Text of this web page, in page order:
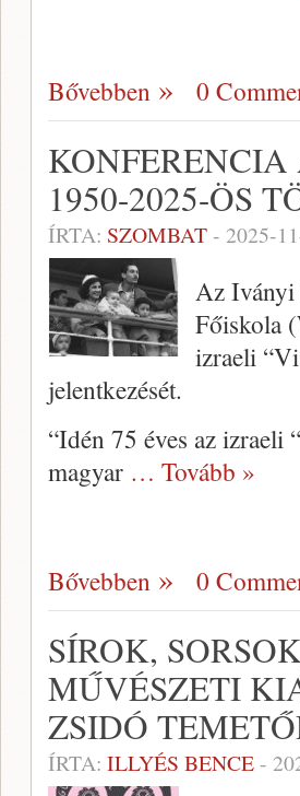
Bővebben 0
1950-2025-ÖS
ÍRTA: SZOMBAT- 2025-
Az Iványi
Főiskola
izraeli
jelentkezését.
“Idén 75 éves az izraeli
magyar … Tovább »
Bővebben 0
SÍROK,
MŰVÉSZETI
ZSIDÓ
ÍRTA: ILLYÉS BENCE-